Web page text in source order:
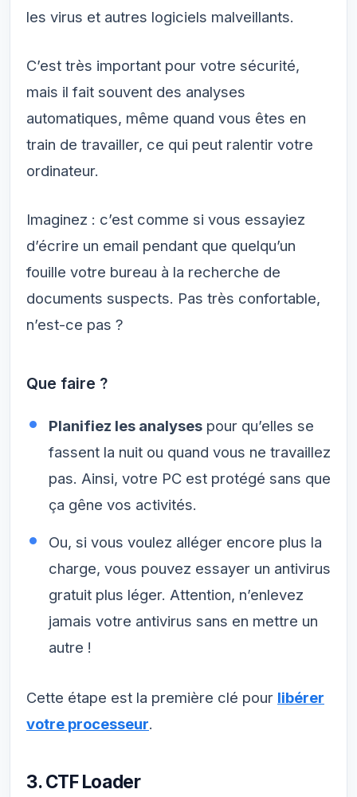
les virus et autres logiciels malveillants.
C’est très important pour votre sécurité,
mais il fait souvent des analyses
automatiques, même quand vous êtes en
train de travailler, ce qui peut ralentir votre
ordinateur.
Imaginez : c’est comme si vous essayiez
d’écrire un email pendant que quelqu’un
fouille votre bureau à la recherche de
documents suspects. Pas très confortable,
n’est-ce pas ?
Que faire ?
Planifiez les analyses pour qu’elles se
fassent la nuit ou quand vous ne travaillez
pas. Ainsi, votre PC est protégé sans que
ça gêne vos activités.
Ou, si vous voulez alléger encore plus la
charge, vous pouvez essayer un antivirus
gratuit plus léger. Attention, n’enlevez
jamais votre antivirus sans en mettre un
autre !
Cette étape est la première clé pour libérer
votre processeur.
3. CTF Loader